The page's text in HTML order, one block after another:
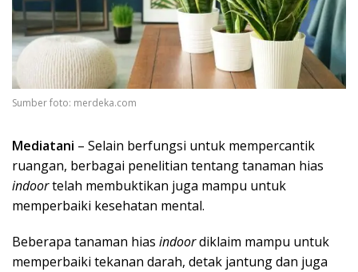
Sumber foto: merdeka.com
Mediatani – Selain berfungsi untuk mempercantik
ruangan, berbagai penelitian tentang tanaman hias
indoortelah membuktikan juga mampu untuk
memperbaiki kesehatan mental.
Beberapa tanaman hias indoordiklaim mampu untuk
memperbaiki tekanan darah, detak jantung dan juga